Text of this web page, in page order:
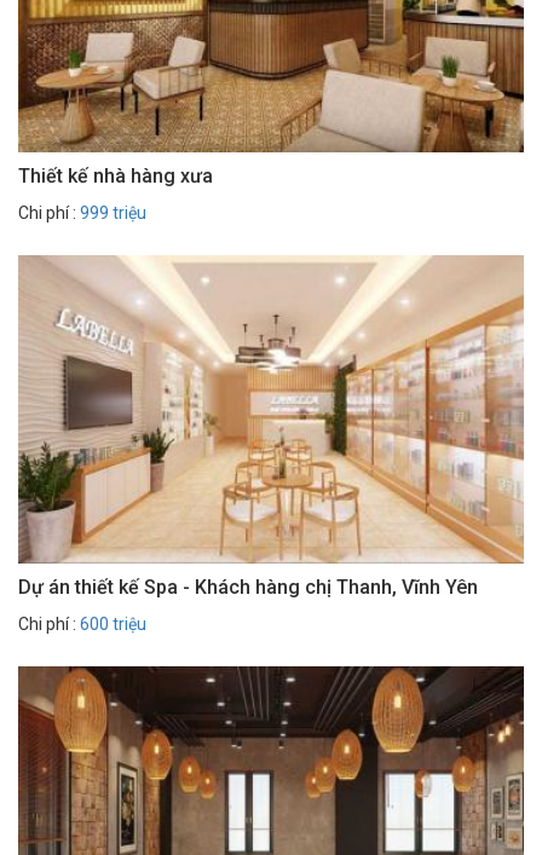
Thiết kế nhà hàng xưa
Chi phí : 999 triệu
Dự án thiết kế Spa - Khách hàng chị Thanh, Vĩnh Yên
Chi phí : 600 triệu